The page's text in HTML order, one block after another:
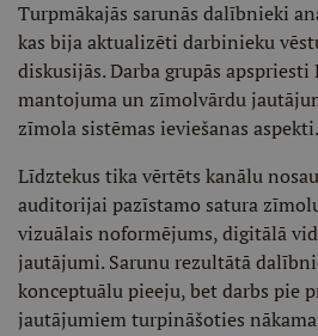
Turpmākajās sarunās dalībnieki
kas bija aktualizēti darbinieku
diskusijās. Darba grupās apspriesti
mantojuma un zīmolvārdu
zīmola sistēmas ieviešanas aspekti.
Līdztekus tika vērtēts kanālu
auditorijai pazīstamo satura
vizuālais noformējums, digitālā
jautājumi. Sarunu rezultātā
konceptuālu pieeju, bet darbs pie
jautājumiem turpināšoties